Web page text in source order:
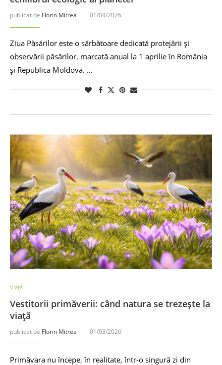
publicat de Florin Mitrea 01/04/2026
Ziua Păsărilor este o sărbătoare dedicată protejării și
observării păsărilor, marcată anual la 1 aprilie în România
și Republica Moldova. …
Viață
Vestitorii primăverii: când natura se trezește la
viață
publicat de Florin Mitrea 01/03/2026
Primăvara nu începe, în realitate, într-o singură zi din